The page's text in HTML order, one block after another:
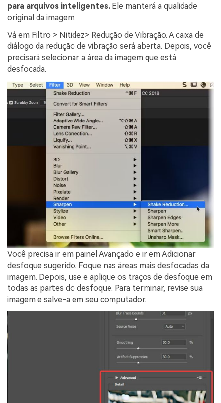
para arquivos inteligentes. Ele manterá a qualidade
original da imagem.
Vá em Filtro > Nitidez> Redução de Vibração. A caixa de
diálogo da redução de vibração será aberta. Depois, você
precisará selecionar a área da imagem que está
desfocada.
Você precisa ir em painel Avançado e ir em Adicionar
desfoque sugerido. Foque nas áreas mais desfocadas da
imagem. Depois, use e aplique os traços de desfoque em
todas as partes do desfoque. Para terminar, revise sua
imagem e salve-a em seu computador.